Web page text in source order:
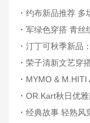
· 约布新品推荐 多
· 军绿色穿搭 青丝
· 汀丁可秋季新品
· 荣子清新文艺穿
· MYMO & M.HITI
· OR.Kart秋日优
· 经典故事 轻熟风